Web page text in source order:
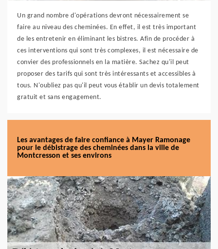
Un grand nombre d'opérations devront nécessairement se
faire au niveau des cheminées. En effet, il est très important
de les entretenir en éliminant les bistres. Afin de procéder à
ces interventions qui sont très complexes, il est nécessaire de
convier des professionnels en la matière. Sachez qu'il peut
proposer des tarifs qui sont très intéressants et accessibles à
tous. N'oubliez pas qu'il peut vous établir un devis totalement
gratuit et sans engagement.
Les avantages de faire confiance à Mayer Ramonage
pour le débistrage des cheminées dans la ville de
Montcresson et ses environs